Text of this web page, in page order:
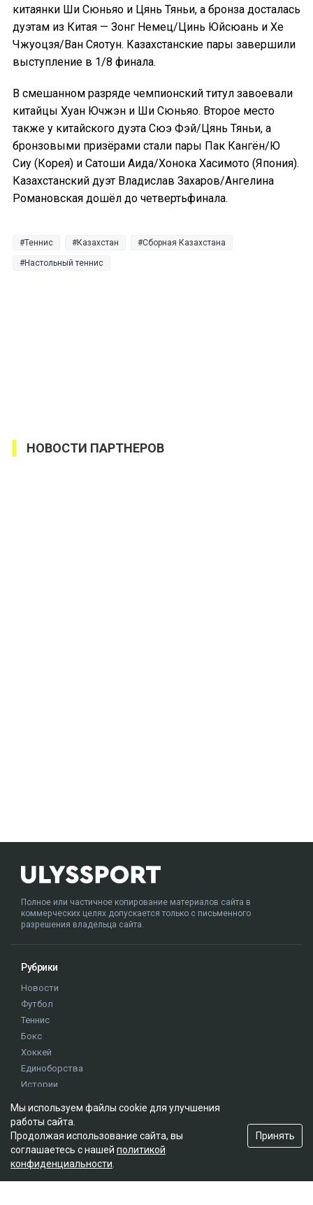
китаянки Ши Сюньяо и Цянь Тяньи, а бронза досталась
дуэтам из Китая — Зонг Немец/Цинь Юйсюань и Хе
Чжуоцзя/Ван Сяотун. Казахстанские пары завершили
выступление в 1/8 финала.
В смешанном разряде чемпионский титул завоевали
китайцы Хуан Ючжэн и Ши Сюньяо. Второе место
также у китайского дуэта Сюэ Фэй/Цянь Тяньи, а
бронзовыми призёрами стали пары Пак Кангён/Ю
Сиу (Корея) и Сатоши Аида/Хонока Хасимото (Япония).
Казахстанский дуэт Владислав Захаров/Ангелина
Романовская дошёл до четвертьфинала.
Теннис Казахстан Сборная Казахстана
Настольный теннис
НОВОСТИ ПАРТНЕРОВ
Полное или частичное копирование материалов сайта в
коммерческих целях допускается только с письменного
разрешения владельца сайта.
Рубрики
Новости
Футбол
Теннис
Бокс
Хоккей
Единоборства
Истории
Редакция
О проекте
Мы используем файлы cookie для улучшения
работы сайта.
Продолжая использование сайта, вы
соглашаетесь с нашей политикой
конфиденциальности
Принять